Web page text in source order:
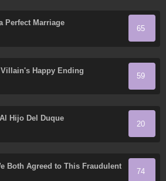
Perfect Marriage
65
Happy Ending
59
Hijo Del Duque
20
Both Agreed to This Fraudulent
74